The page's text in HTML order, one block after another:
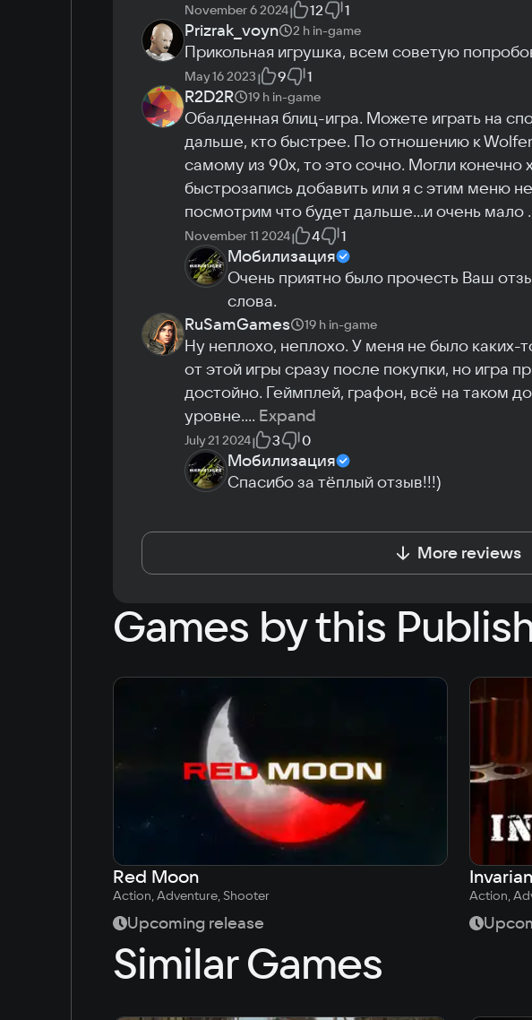
November 6 2024 12 1
Prizrak_voyn 2 h in-game
Прикольная игрушка, всем советую
May 16 2023 9 1
R2D2R 19 h in-game
Обалденная блиц-игра. Можете играть на
дальше, кто быстрее. По отношению к
самому из 90х, то это сочно. Могли конечно
быстрозапись добавить или я с этим меню
посмотрим что будет дальше...и очень мало
November 11 2024 4 1
Мобилизация
Очень приятно было прочесть Ваш
слова.
RuSamGames
19 h in-game
Ну неплохо, неплохо. У меня не было каких-
от этой игры сразу после покупки, но игра
достойно. Геймплей, графон, всё на таком
уровне.... Expand
July 21 2024 3 0
Мобилизация
Спасибо за тёплый отзыв!!!)
More reviews
Games by this
Red Moon
Action, Adventure, Shooter
Upcoming release
Action,
Similar Games